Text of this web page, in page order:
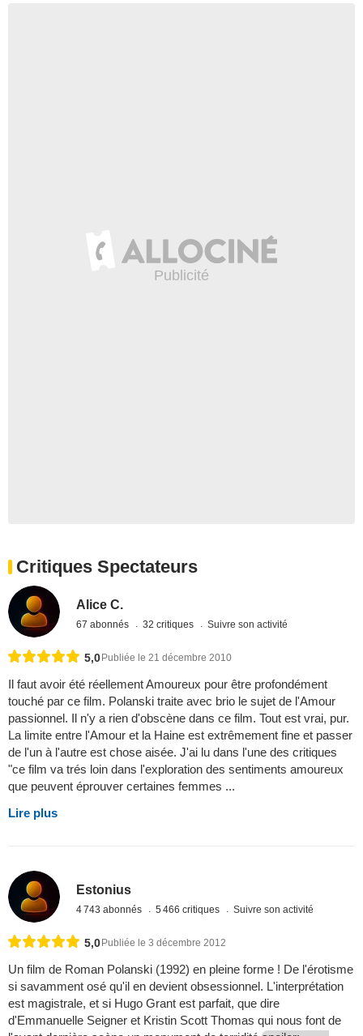
Critiques Spectateurs
Alice C.
67 abonnés 32 critiques Suivre son activité
5,0 Publiée le 21 décembre 2010
Il faut avoir été réellement Amoureux pour être profondément
touché par ce film. Polanski traite avec brio le sujet de l'Amour
passionnel. Il n'y a rien d'obscène dans ce film. Tout est vrai, pur.
La limite entre l'Amour et la Haine est extrêmement fine et passer
de l'un à l'autre est chose aisée. J'ai lu dans l'une des critiques
"ce film va trés loin dans l'exploration des sentiments amoureux
que peuvent éprouver certaines femmes ...
Lire plus
Estonius
4 743 abonnés 5 466 critiques Suivre son activité
5,0 Publiée le 3 décembre 2012
Un film de Roman Polanski (1992) en pleine forme ! De l'érotisme
si savamment osé qu'il en devient obsessionnel. L'interprétation
est magistrale, et si Hugo Grant est parfait, que dire
d'Emmanuelle Seigner et Kristin Scott Thomas qui nous font de